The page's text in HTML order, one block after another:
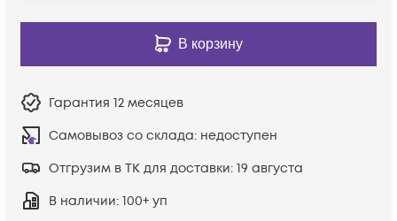
В корзину
Гарантия 12 месяцев
Самовывоз со склада: недоступен
Отгрузим в ТК для доставки: 19 августа
В наличии: 100+ уп